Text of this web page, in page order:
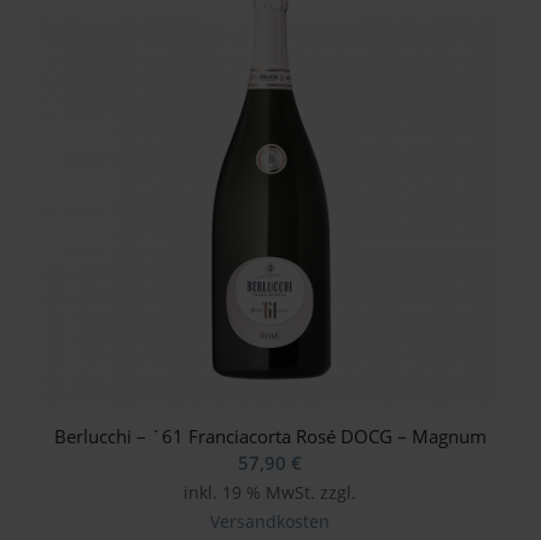
Berlucchi – ´61 Franciacorta Rosé DOCG – Magnum
57,90 €
inkl. 19 % MwSt. zzgl.
Versandkosten